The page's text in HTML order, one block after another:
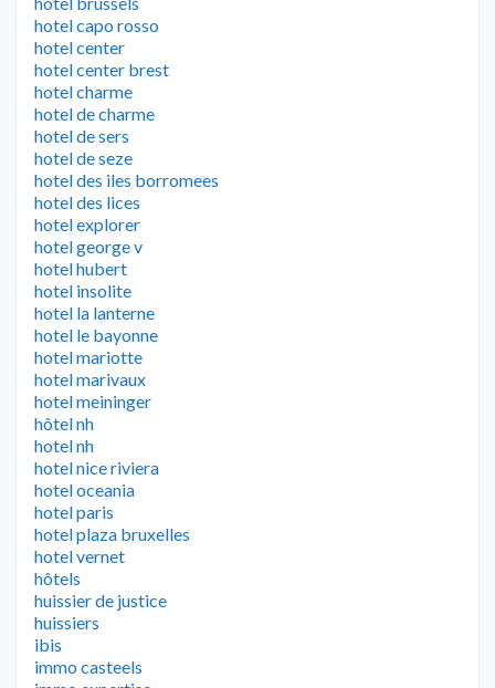
hotel capo rosso
hotel center
hotel center brest
hotel charme
hotel de charme
hotel de sers
hotel de seze
hotel des iles borromees
hotel des lices
hotel explorer
hotel george v
hotel hubert
hotel insolite
hotel la lanterne
hotel le bayonne
hotel mariotte
hotel marivaux
hotel meininger
hôtel nh
hotel nh
hotel nice riviera
hotel oceania
hotel paris
hotel plaza bruxelles
hotel vernet
hôtels
huissier de justice
huissiers
ibis
immo casteels